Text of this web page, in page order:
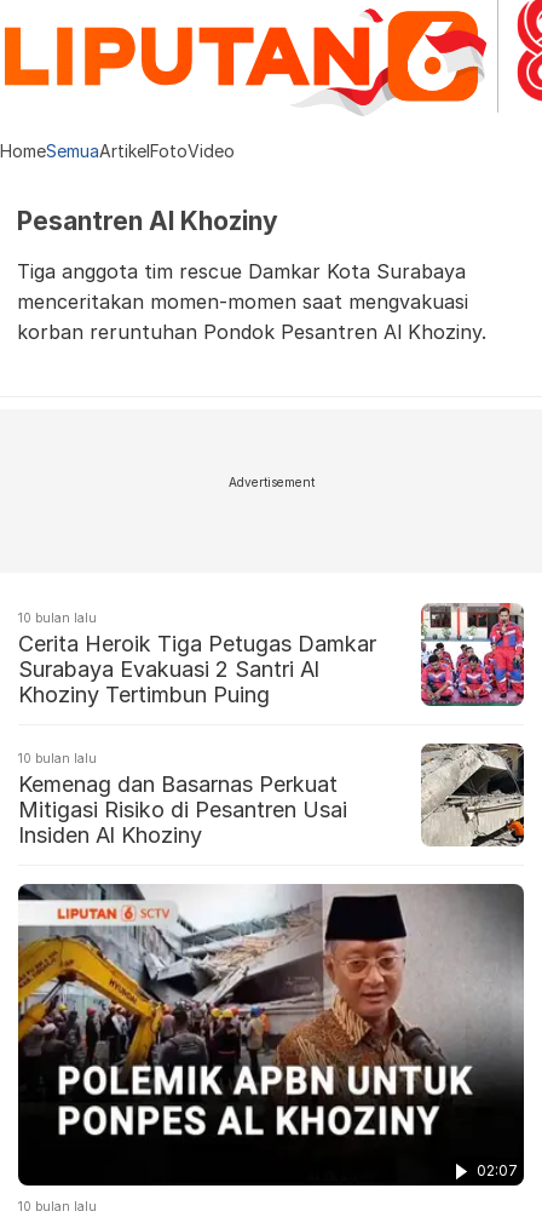
HomeSemuaArtikelFotoVideo
Pesantren Al Khoziny
Tiga anggota tim rescue Damkar Kota Surabaya
menceritakan momen-momen saat mengvakuasi
korban reruntuhan Pondok Pesantren Al Khoziny.
Advertisement
10 bulan lalu
Cerita Heroik Tiga Petugas Damkar
Surabaya Evakuasi 2 Santri Al
Khoziny Tertimbun Puing
10 bulan lalu
Kemenag dan Basarnas Perkuat
Mitigasi Risiko di Pesantren Usai
Insiden Al Khoziny
02:07
10 bulan lalu